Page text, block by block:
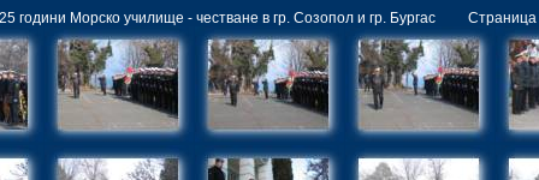
години Морско училище - честване в гр. Созопол и гр. Бургас Страница